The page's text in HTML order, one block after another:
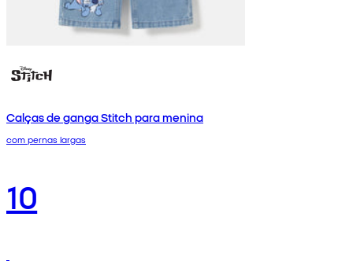
Calças de ganga Stitch para menina
com pernas largas
10